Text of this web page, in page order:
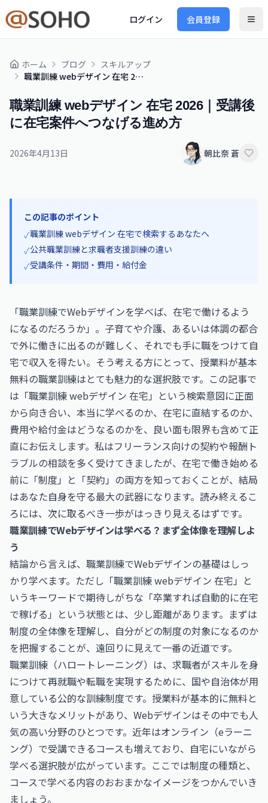
ログイン 会員登録
ホーム ブログ
スキルアップ
職業訓練 webデザイン 在宅 2026｜受講後に在宅案件へつなげる進め方
職業訓練 webデザイン 在宅 2026｜受講後
に在宅案件へつなげる進め方
2026年4月13日 朝比奈 蒼
この記事のポイント
✓職業訓練 webデザイン 在宅で検索するあなたへ
✓公共職業訓練と求職者支援訓練の違い
✓受講条件・期間・費用・給付金
「職業訓練でWebデザインを学べば、在宅で働けるよう
になるのだろうか」。子育てや介護、あるいは体調の都合
で外に働きに出るのが難しく、それでも手に職をつけて自
宅で収入を得たい。そう考える方にとって、授業料が基本
無料の職業訓練はとても魅力的な選択肢です。この記事で
は「職業訓練 webデザイン 在宅」という検索意図に正面
から向き合い、本当に学べるのか、在宅に直結するのか、
費用や給付金はどうなるのかを、良い面も限界も含めて正
直にお伝えします。私はフリーランス向けの契約や報酬ト
ラブルの相談を多く受けてきましたが、在宅で働き始める
前に「制度」と「契約」の両方を知っておくことが、結局
はあなた自身を守る最大の武器になります。読み終えるこ
ろには、次に取るべき一歩がはっきり見えるはずです。
職業訓練でWebデザインは学べる？まず全体像を理解しよ
う
結論から言えば、職業訓練でWebデザインの基礎はしっ
かり学べます。ただし「職業訓練 webデザイン 在宅」と
いうキーワードで期待しがちな「卒業すれば自動的に在宅
で稼げる」という状態とは、少し距離があります。まずは
制度の全体像を理解し、自分がどの制度の対象になるのか
を把握することが、遠回りに見えて一番の近道です。
職業訓練（ハロートレーニング）は、求職者がスキルを身
につけて再就職や転職を実現するために、国や自治体が用
意している公的な訓練制度です。授業料が基本的に無料と
いう大きなメリットがあり、Webデザインはその中でも人
気の高い分野のひとつです。近年はオンライン（eラーニ
ング）で受講できるコースも増えており、自宅にいながら
学べる選択肢が広がっています。ここでは制度の種類と、
コースで学べる内容のおおまかなイメージをつかんでいき
ましょう。